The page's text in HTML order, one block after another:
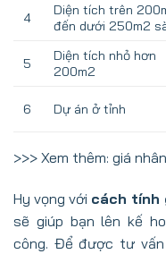
4
Diện tích trên
đến dưới 250m2
5
Diện tích nhỏ hơn
200m2
6 Dự án ở tỉnh
>>> Xem thêm: giá
Hy vọng với cách tính
sẽ giúp bạn lên kế
công. Để được tư